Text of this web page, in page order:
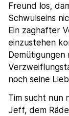
Freund los,
Schwulseins
Ein zaghafter
einzustehen
Demütigungen
noch seine
Tim sucht nun
Jeff, dem